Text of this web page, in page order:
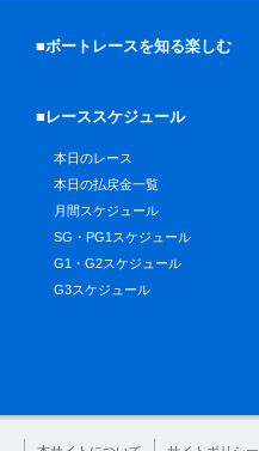
■ボートレースを知る楽しむ
■レーススケジュール
本日のレース
本日の払戻金一覧
月間スケジュール
SG・PG1スケジュール
G1・G2スケジュール
G3スケジュール